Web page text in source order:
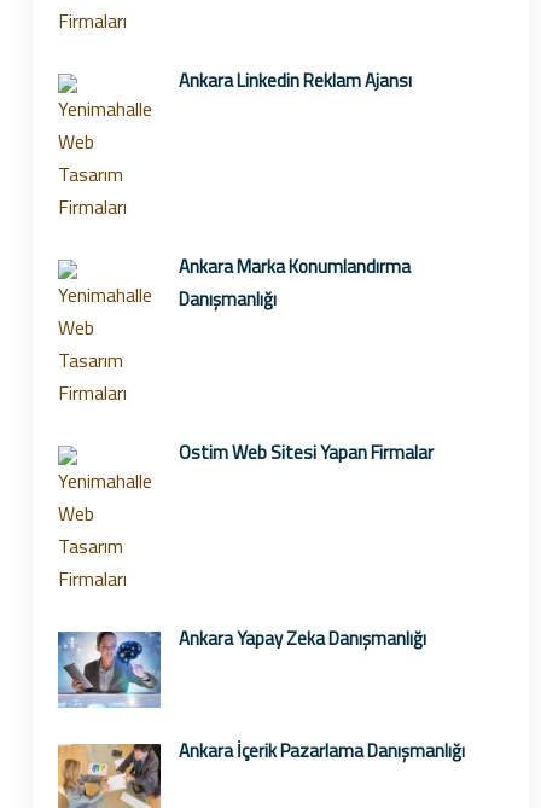
Ankara Linkedin Reklam Ajansı
Ankara Marka Konumlandırma
Danışmanlığı
Ostim Web Sitesi Yapan Firmalar
Ankara Yapay Zeka Danışmanlığı
Ankara İçerik Pazarlama Danışmanlığı